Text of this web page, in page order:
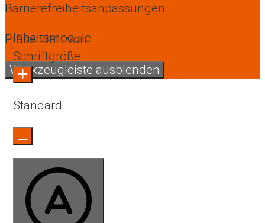
Barrierefreiheitsanpassungen
Präsentiert vonOneTap
Werkzeugleiste ausblenden
Inhaltsmodule
Schriftgröße
Standard